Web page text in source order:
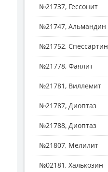
№21737, Гессонит
№21747, Альмандин
№21752, Спессартин
№21778, Фаялит
№21781, Виллемит
№21787, Диоптаз
№21788, Диоптаз
№21807, Мелилит
№02181, Халькозин